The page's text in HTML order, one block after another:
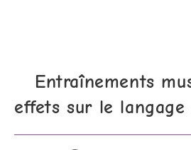
Entraînements
effets sur le